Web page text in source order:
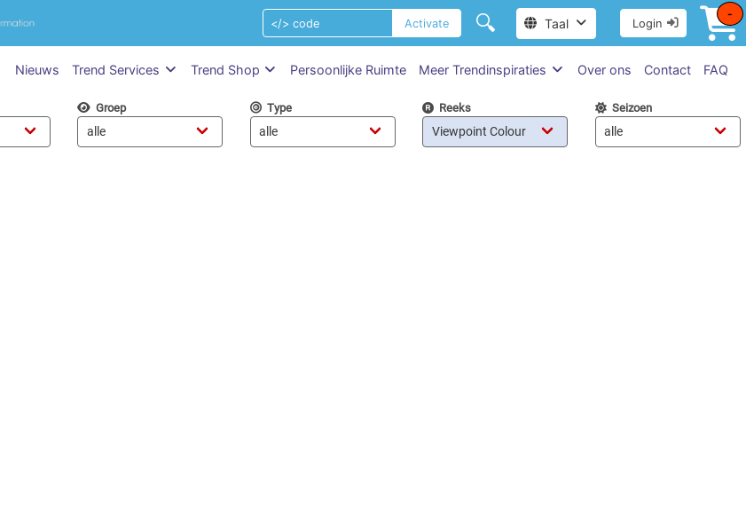
Activate 🔍 Taal Login
-
Nieuws Trend Services Trend Shop Persoonlijke Ruimte Meer Trendinspiraties Over ons Contact FAQ
Groep Type Reeks Seizoen